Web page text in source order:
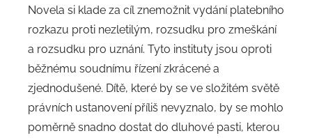
Novela si klade za cíl znemožnit vydání platebního
rozkazu proti nezletilým, rozsudku pro zmeškání
a rozsudku pro uznání. Tyto instituty jsou oproti
běžnému soudnímu řízení zkrácené a
zjednodušené. Dítě, které by se ve složitém světě
právních ustanovení příliš nevyznalo, by se mohlo
poměrně snadno dostat do dluhové pasti, kterou